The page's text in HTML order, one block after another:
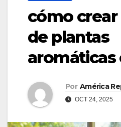
cómo
de plantas
aromáticas
Por América
OCT 24, 2025